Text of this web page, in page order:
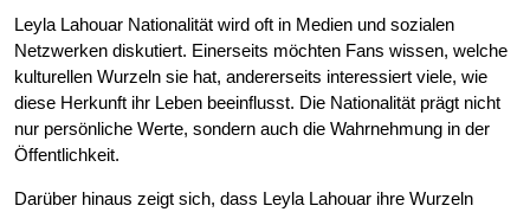
Leyla Lahouar Nationalität wird oft in Medien und sozialen
Netzwerken diskutiert. Einerseits möchten Fans wissen, welche
kulturellen Wurzeln sie hat, andererseits interessiert viele, wie
diese Herkunft ihr Leben beeinflusst. Die Nationalität prägt nicht
nur persönliche Werte, sondern auch die Wahrnehmung in der
Öffentlichkeit.
Darüber hinaus zeigt sich, dass Leyla Lahouar ihre Wurzeln